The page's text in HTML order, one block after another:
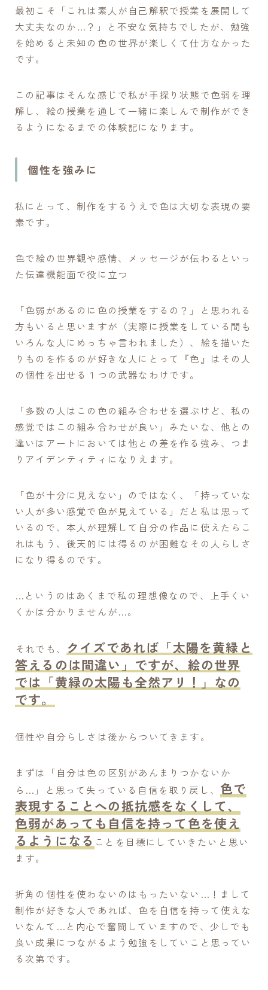
最初こそ「これは素人が自己解釈で授業を展開して
大丈夫なのか…？」と不安な気持ちでしたが、勉強
を始めると未知の色の世界が楽しくて仕方なかった
です。
この記事はそんな感じで私が手探り状態で色弱を理
解し、絵の授業を通して一緒に楽しんで制作ができ
るようになるまでの体験記になります。
個性を強みに
私にとって、制作をするうえで色は大切な表現の要
素です。
色で絵の世界観や感情、メッセージが伝わるといっ
た伝達機能面で役に立つ
「色弱があるのに色の授業をするの？」と思われる
方もいると思いますが（実際に授業をしている間も
いろんな人にめっちゃ言われました）、絵を描いた
りものを作るのが好きな人にとって『色』はその人
の個性を出せる１つの武器なわけです。
「多数の人はこの色の組み合わせを選ぶけど、私の
感覚ではこの組み合わせが良い」みたいな、他との
違いはアートにおいては他との差を作る強み、つま
りアイデンティティになりえます。
「色が十分に見えない」のではなく、「持っていな
い人が多い感覚で色が見えている」だと私は思って
いるので、本人が理解して自分の作品に使えたらこ
れはもう、後天的には得るのが困難なその人らしさ
になり得るのです。
…というのはあくまで私の理想像なので、上手くい
くかは分かりませんが…。
それでも、
クイズであれば「太陽を黄緑と
答えるのは間違い」ですが、絵の世界
では「黄緑の太陽も全然アリ！」なの
です。
個性や自分らしさは後からついてきます。
まずは「自分は色の区別があんまりつかないか
ら…」と思って失っている自信を取り戻し、 色で
表現することへの抵抗感をなくして、
色弱があっても自信を持って色を使え
るようになる ことを目標にしていきたいと思い
ます。
折角の個性を使わないのはもったいない…！まして
制作が好きな人であれば、色を自信を持って使えな
いなんて…と内心で奮闘していますので、少しでも
良い成果につながるよう勉強をしていこと思ってい
る次第です。